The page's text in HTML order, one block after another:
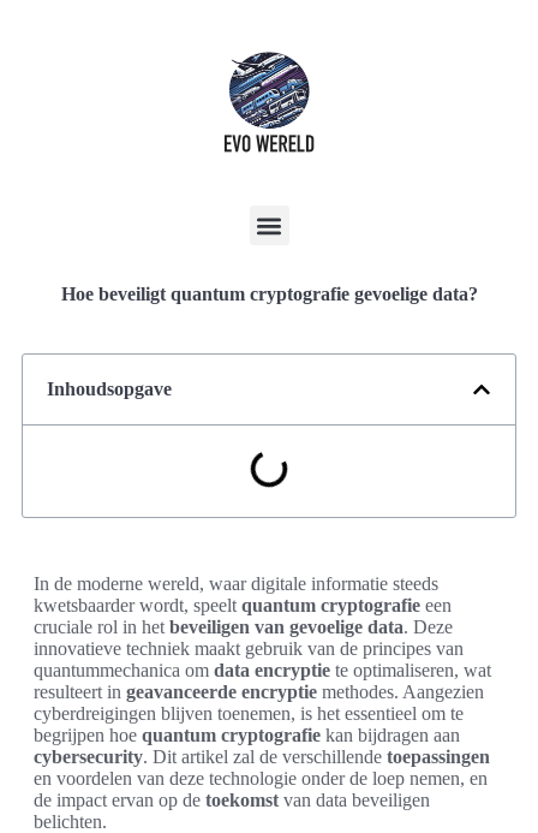
Hoe beveiligt quantum cryptografie gevoelige data?
Inhoudsopgave
In de moderne wereld, waar digitale informatie steeds
kwetsbaarder wordt, speelt quantum cryptografie een
cruciale rol in het beveiligen van gevoelige data. Deze
innovatieve techniek maakt gebruik van de principes van
quantummechanica om data encryptie te optimaliseren, wat
resulteert in geavanceerde encryptie methodes. Aangezien
cyberdreigingen blijven toenemen, is het essentieel om te
begrijpen hoe quantum cryptografie kan bijdragen aan
cybersecurity. Dit artikel zal de verschillende toepassingen
en voordelen van deze technologie onder de loep nemen, en
de impact ervan op de toekomst van data beveiligen
belichten.